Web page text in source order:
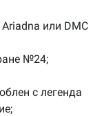
или DMC
№24;
с легенда